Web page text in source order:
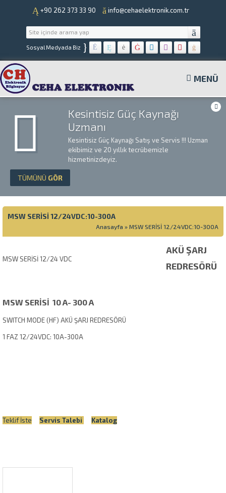
+90 262 373 33 90 info@cehaelektronik.com.tr
Sosyal Medyada Biz }
MENÜ
Kesintisiz Güç Kaynağı
Uzmanı
Kesintisiz Güç Kaynağı Satış ve Servis !!! Uzman
ekibimiz ve 20 yıllık tecrübemizle
hizmetinizdeyiz.
TÜMÜNÜ GÖR
MSW SERİSİ 12/24VDC:10-300A
Anasayfa » MSW SERİSİ 12/24VDC:10-300A
MSW SERİSİ 12/24 VDC
AKÜ ŞARJ
REDRESÖRÜ
MSW SERİSİ 10 A- 300 A
SWITCH MODE (HF) AKÜ ŞARJ REDRESÖRÜ
1 FAZ 12/24VDC: 10A-300A
Teklif İste Servis Talebi Katalog